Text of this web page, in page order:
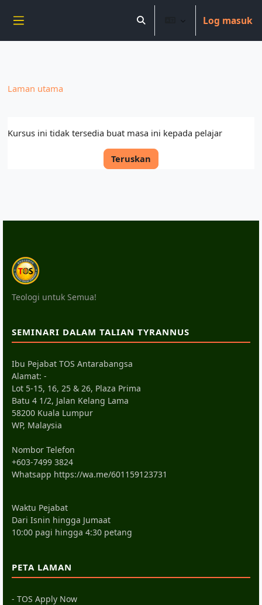
Langkau ke kandungan utama
Toggle search inputLog masuk
Laman utama
Kursus ini tidak tersedia buat masa ini kepada pelajar
Teruskan
Teologi untuk Semua!
SEMINARI DALAM TALIAN TYRANNUS
Ibu Pejabat TOS Antarabangsa
Alamat: -
Lot 5-15, 16, 25 & 26, Plaza Prima
Batu 4 1/2, Jalan Kelang Lama
58200 Kuala Lumpur
WP, Malaysia
Nombor Telefon
+603-7499 3824
Whatsapp https://wa.me/601159123731
Waktu Pejabat
Dari Isnin hingga Jumaat
10:00 pagi hingga 4:30 petang
PETA LAMAN
- TOS Apply Now